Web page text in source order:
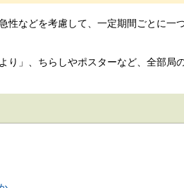
性などを考慮して、一定期間ごとに一
り」、ちらしやポスターなど、全部局